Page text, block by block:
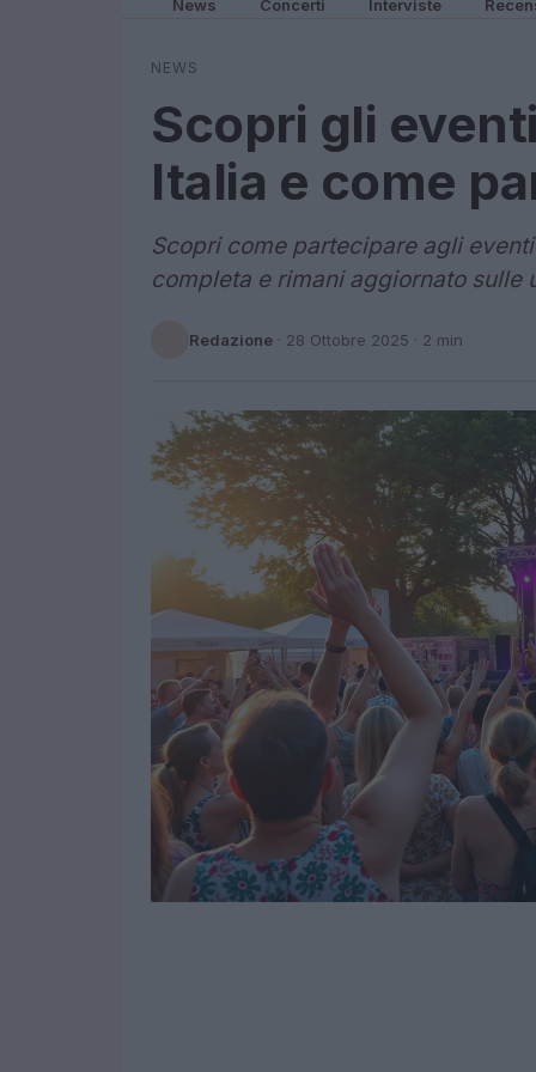
News Concerti Interviste
NEWS
Scopri gli
Italia e come
Scopri come partecipare agli
completa e rimani aggiornato sulle
Redazione · 28 Ottobre 2025 · 2 min